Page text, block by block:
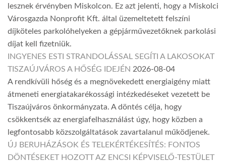
lesznek érvényben Miskolcon. Ez azt jelenti, hogy a Miskolci
Városgazda Nonprofit Kft. által üzemeltetett felszíni
díjköteles parkolóhelyeken a gépjárművezetőknek parkolási
díjat kell fizetniük.
INGYENES ESTI STRANDOLÁSSAL SEGÍTI A LAKOSOKAT
TISZAÚJVÁROS A HŐSÉG IDEJÉN 2026-08-04
A rendkívüli hőség és a megnövekedett energiaigény miatt
átmeneti energiatakarékossági intézkedéseket vezetett be
Tiszaújváros önkormányzata. A döntés célja, hogy
csökkentsék az energiafelhasználást úgy, hogy közben a
legfontosabb közszolgáltatások zavartalanul működjenek.
ÚJ BERUHÁZÁSOK ÉS TELEKÉRTÉKESÍTÉS: FONTOS
DÖNTÉSEKET HOZOTT AZ ENCSI KÉPVISELŐ-TESTÜLET